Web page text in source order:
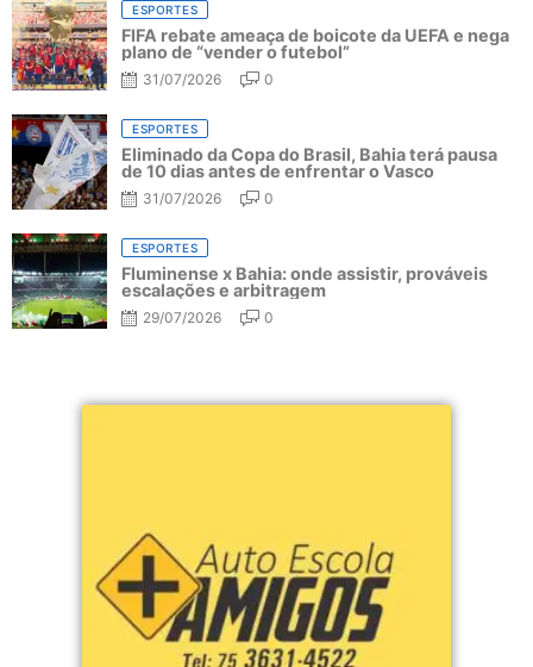
ESPORTES
FIFA rebate ameaça de boicote da UEFA e nega
plano de “vender o futebol”
31/07/2026 0
ESPORTES
Eliminado da Copa do Brasil, Bahia terá pausa
de 10 dias antes de enfrentar o Vasco
31/07/2026 0
ESPORTES
Fluminense x Bahia: onde assistir, prováveis
escalações e arbitragem
29/07/2026 0